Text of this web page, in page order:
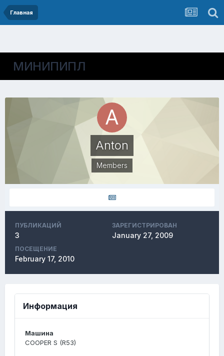
Главная
МИНИПИПЛ
Anton
Members
ПУБЛИКАЦИЙ
3
ЗАРЕГИСТРИРОВАН
January 27, 2009
ПОСЕЩЕНИЕ
February 17, 2010
Информация
Машина
COOPER S (R53)